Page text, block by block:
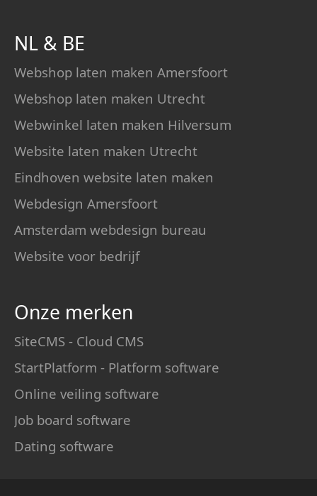
NL & BE
Webshop laten maken Amersfoort
Webshop laten maken Utrecht
Webwinkel laten maken Hilversum
Website laten maken Utrecht
Eindhoven website laten maken
Webdesign Amersfoort
Amsterdam webdesign bureau
Website voor bedrijf
Onze merken
SiteCMS - Cloud CMS
StartPlatform - Platform software
Online veiling software
Job board software
Dating software